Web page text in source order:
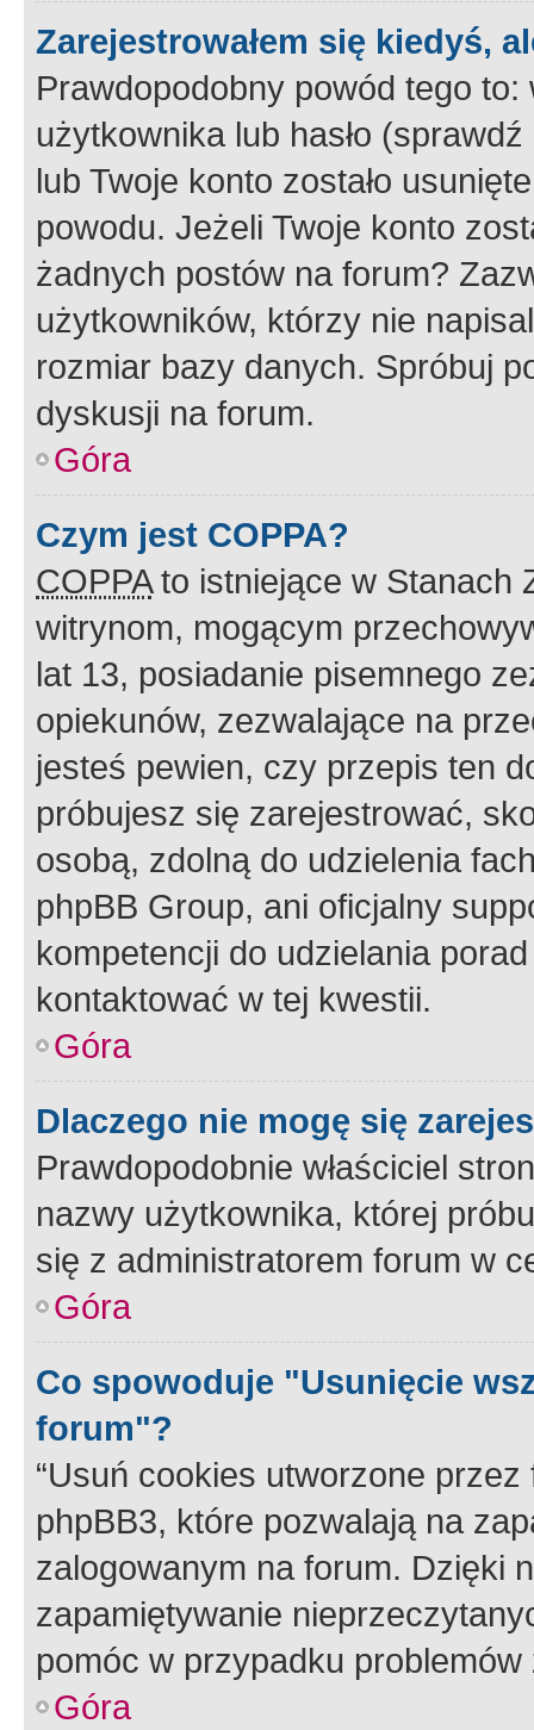
Zarejestrowałem się kiedyś,
Prawdopodobny powód tego to:
użytkownika lub hasło
lub Twoje konto zostało
powodu. Jeżeli Twoje konto
żadnych postów na forum?
użytkowników, którzy nie
rozmiar bazy danych. Spróbuj
dyskusji na forum.
Góra
Czym jest COPPA?
COPPAto istniejące w Stanach
witrynom, mogącym
lat 13, posiadanie pisemnego
opiekunów, zezwalające na
jesteś pewien, czy przepis ten
próbujesz się zarejestrować,
osobą, zdolną do udzielenia
phpBB Group, ani oficjalny
kompetencji do udzielania
kontaktować w tej kwestii.
Góra
Dlaczego nie mogę się
Prawdopodobnie właściciel
nazwy użytkownika, której
się z administratorem forum w
Góra
Co spowoduje "Usunięcie
forum"?
“Usuń cookies utworzone
phpBB3, które pozwalają na
zalogowanym na forum. Dzięki
zapamiętywanie
pomóc w przypadku
Góra